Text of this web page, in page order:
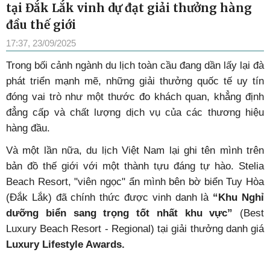
tại Đắk Lắk vinh dự đạt giải thưởng hàng
đầu thế giới
17:37, 23/09/2025
Trong bối cảnh ngành du lịch toàn cầu đang dần lấy lại đà
phát triển mạnh mẽ, những giải thưởng quốc tế uy tín
đóng vai trò như một thước đo khách quan, khẳng định
đẳng cấp và chất lượng dịch vụ của các thương hiệu
hàng đầu.
Và một lần nữa, du lịch Việt Nam lại ghi tên mình trên
bản đồ thế giới với một thành tựu đáng tự hào. Stelia
Beach Resort, "viên ngọc" ẩn mình bên bờ biển Tuy Hòa
(Đắk Lắk) đã chính thức được vinh danh là “Khu Nghỉ
dưỡng biển sang trọng tốt nhất khu vực” (Best
Luxury Beach Resort - Regional) tại giải thưởng danh giá
Luxury Lifestyle Awards.